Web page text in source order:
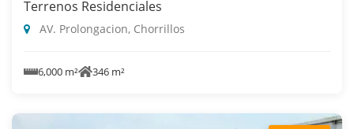
Terrenos Residenciales
AV. Prolongacion, Chorrillos
6,000 m² 346 m²